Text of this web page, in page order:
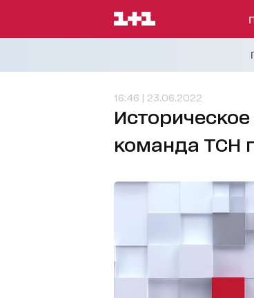
16:46 | 23.06.2022
команда ТСН